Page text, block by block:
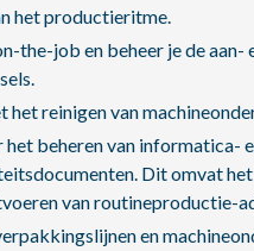
het productieritme.
the-job en beheer je de
het reinigen van
beheren van informatica-
Dit omvat
van routineproductie-
en